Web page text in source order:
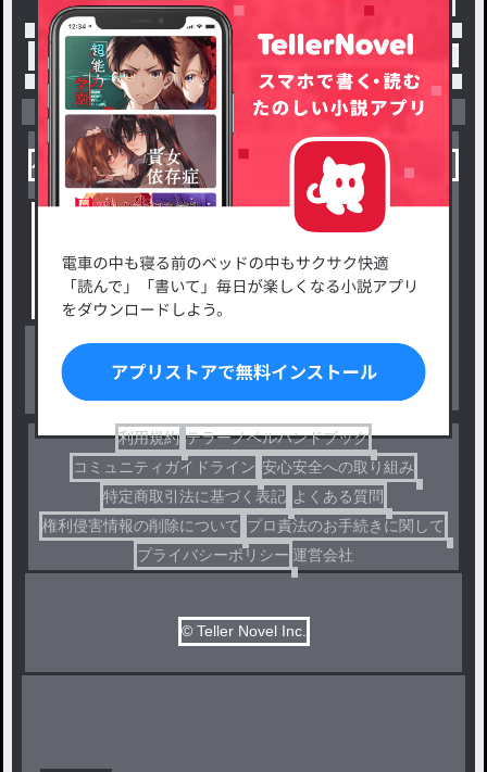
トップ 「HIKARI」最新作：溺愛彼氏とツンデレリー
小説を探す
小説コンテスト応募・公募
出版・メディアミックス作品
ジャンルから探す
恋愛・ロマンス
ファンタジー・異世界・SF
ドラマ
利用規約 テラーノベルハンドブック
コミュニティガイドライン 安心安全への取り組み
特定商取引法に基づく表記 よくある質問
権利侵害情報の削除について プロ責法のお手続きに関して
プライバシーポリシー 運営会社
© Teller Novel Inc.